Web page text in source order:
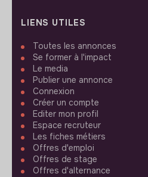
LIENS UTILES
Toutes les annonces
Se former à l'impact
Le media
Publier une annonce
Connexion
Créer un compte
Editer mon profil
Espace recruteur
Les fiches métiers
Offres d'emploi
Offres de stage
Offres d'alternance